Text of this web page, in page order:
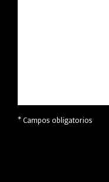
* Campos obligatorios